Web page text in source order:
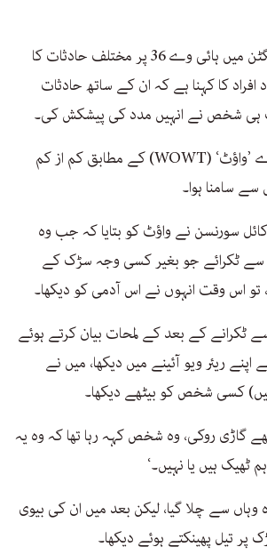
نیبراسکا کے شہر بیننگٹن میں ہائی وے 36 پر مختلف حادثات کا
افراد کا کہنا ہے کہ ان کے ساتھ حادثات
ہی شخص نے انہیں مدد کی پیشکش کی۔
مقامی خبر رساں ادارے ’واؤٹ‘ (WOWT) کے مطابق کم از کم
سامنا ہوا۔
سورنسن نے واؤٹ کو بتایا کہ جب وہ
سے ٹکرائے جو بغیر کسی وجہ سڑک کے
تو اس وقت انہوں نے اس آدمی کو دیکھا۔
ٹکرانے کے بعد کے لمحات بیان کرتے ہوئے
ریئر ویو آئینے میں دیکھا، میں نے
کسی شخص کو بیٹھے دیکھا۔
گاڑی روکی، وہ شخص کہہ رہا تھا کہ وہ یہ
ٹھیک ہیں یا نہیں۔‘
سے چلا گیا، لیکن بعد میں ان کی بیوی
تیل پھینکتے ہوئے دیکھا۔